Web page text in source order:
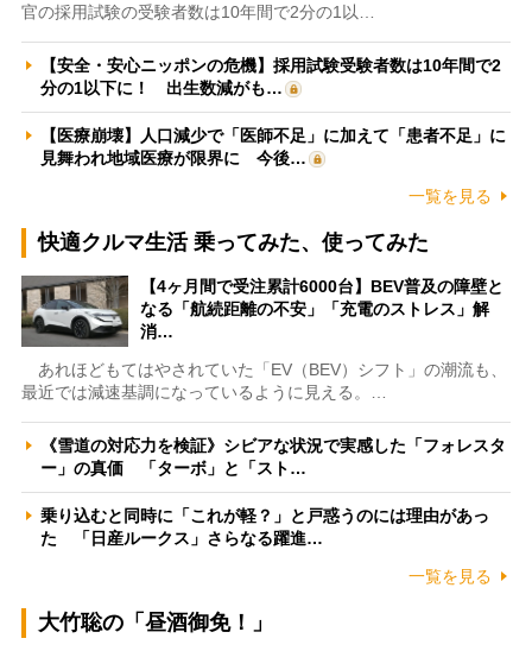
官の採用試験の受験者数は10年間で2分の1以…
【安全・安心ニッポンの危機】採用試験受験者数は10年間で2
分の1以下に！ 出生数減がも…
【医療崩壊】人口減少で「医師不足」に加えて「患者不足」に
見舞われ地域医療が限界に 今後…
一覧を見る
快適クルマ生活 乗ってみた、使ってみた
【4ヶ月間で受注累計6000台】BEV普及の障壁と
なる「航続距離の不安」「充電のストレス」解
消…
あれほどもてはやされていた「EV（BEV）シフト」の潮流も、
最近では減速基調になっているように見える。…
《雪道の対応力を検証》シビアな状況で実感した「フォレスタ
ー」の真価 「ターボ」と「スト…
乗り込むと同時に「これが軽？」と戸惑うのには理由があっ
た 「日産ルークス」さらなる躍進…
一覧を見る
大竹聡の「昼酒御免！」